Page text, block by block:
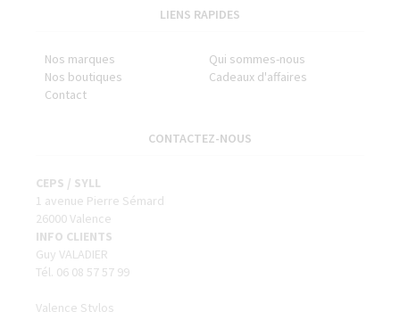
LIENS RAPIDES
Nos marques
Qui sommes-nous
Nos boutiques
Cadeaux d'affaires
Contact
CONTACTEZ-NOUS
CEPS / SYLL
1 avenue Pierre Sémard
26000 Valence
INFO CLIENTS
Guy VALADIER
Tél. 06 08 57 57 99
Valence Stylos